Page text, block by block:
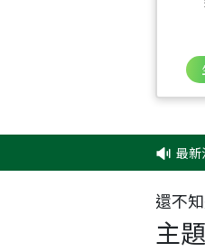
最新
還不
主